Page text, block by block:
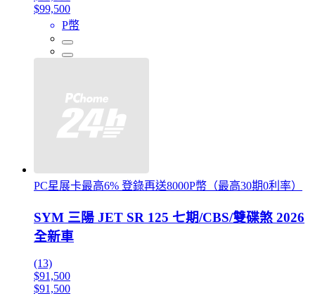
$99,500
P幣
PC星展卡最高6% 登錄再送8000P幣（最高30期0利率）
SYM 三陽 JET SR 125 七期/CBS/雙碟煞 2026
全新車
(13)
$91,500
$91,500